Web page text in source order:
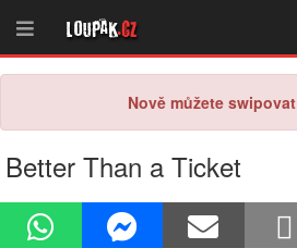
Loupak.cz
Nově můžete swipovat
Better Than a Ticket